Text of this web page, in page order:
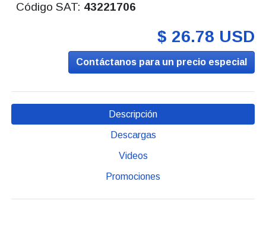
Código SAT: 43221706
$ 26.78 USD
Contáctanos para un precio especial
Descripción
Descargas
Videos
Promociones